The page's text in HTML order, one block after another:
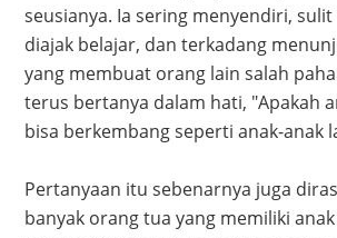
seusianya. Ia sering menyendiri,
diajak belajar, dan terkadang
yang membuat orang lain salah
terus bertanya dalam hati, "Apakah
bisa berkembang seperti anak-anak
Pertanyaan itu sebenarnya juga
banyak orang tua yang memiliki